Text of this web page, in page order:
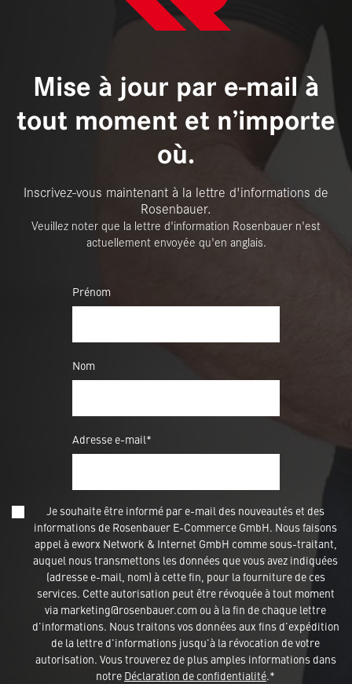
Mise à jour par e-mail à
tout moment et n’importe
où.
Inscrivez-vous maintenant à la lettre d'informations de
Rosenbauer.
Veuillez noter que la lettre d'information Rosenbauer n'est
actuellement envoyée qu'en anglais.
Prénom
Nom
Adresse e-mail*
Je souhaite être informé par e-mail des nouveautés et des
informations de Rosenbauer E-Commerce GmbH. Nous faisons
appel à eworx Network & Internet GmbH comme sous-traitant,
auquel nous transmettons les données que vous avez indiquées
(adresse e-mail, nom) à cette fin, pour la fourniture de ces
services. Cette autorisation peut être révoquée à tout moment
via marketing@rosenbauer.com ou à la fin de chaque lettre
d'informations. Nous traitons vos données aux fins d'expédition
de la lettre d'informations jusqu'à la révocation de votre
autorisation. Vous trouverez de plus amples informations dans
notre Déclaration de confidentialité.*